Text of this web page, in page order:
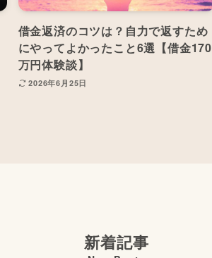
借金返済のコツは？自力で返すため
にやってよかったこと6選【借金170
万円体験談】
2026年6月25日
新着記事